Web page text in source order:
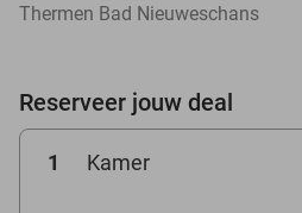
Thermen Bad Nieuweschans
Reserveer jouw deal
1 Kamer